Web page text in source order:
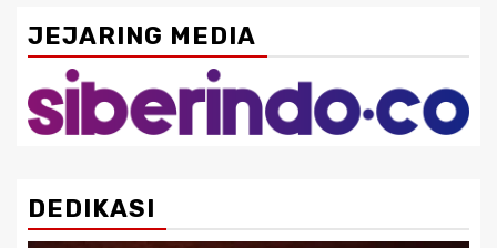
JEJARING MEDIA
DEDIKASI